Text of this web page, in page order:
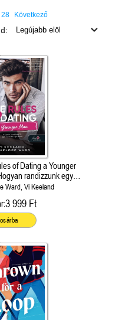
28 Következő
of Dating a Younger
randizzunk egy
pasival? (Hogyan
Ward, Vi Keeland
3 999 Ft